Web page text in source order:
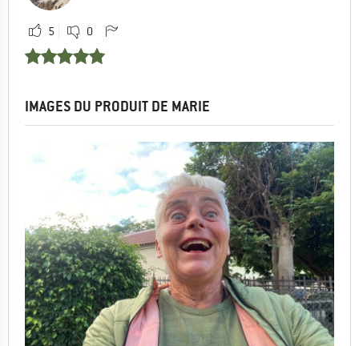
5 0
IMAGES DU PRODUIT DE MARIE